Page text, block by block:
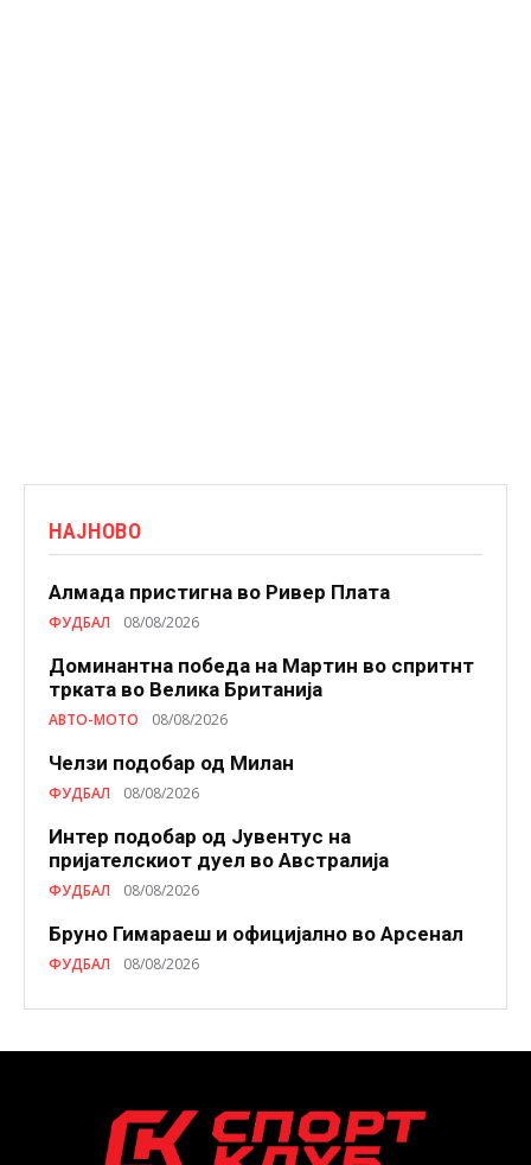
НАЈНОВО
Алмада пристигна во Ривер Плата
ФУДБАЛ 08/08/2026
Доминантна победа на Мартин во спритнт
трката во Велика Британија
АВТО-МОТО 08/08/2026
Челзи подобaр од Милан
ФУДБАЛ 08/08/2026
Интер подобар од Јувентус на
пријателскиот дуел во Австралија
ФУДБАЛ 08/08/2026
Бруно Гимараеш и официјално во Арсенал
ФУДБАЛ 08/08/2026